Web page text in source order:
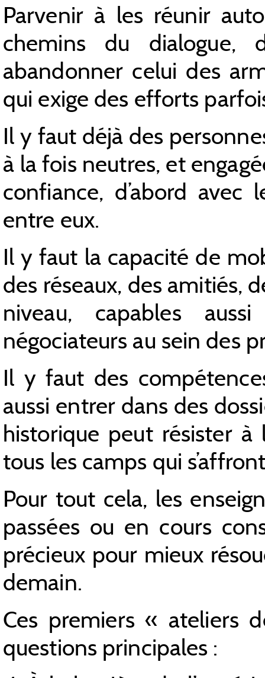
Parvenir à les réunir
chemins du dialogue,
abandonner celui des
qui exige des efforts
Il y faut déjà des
à la fois neutres, et
confiance, d’abord avec
entre eux.
Il y faut la capacité de
des réseaux, des amitiés,
niveau, capables
négociateurs au sein des
Il y faut des
aussi entrer dans des
historique peut résister à
tous les camps qui
Pour tout cela, les
passées ou en cours
précieux pour mieux
demain.
Ces premiers « ateliers
questions principales :